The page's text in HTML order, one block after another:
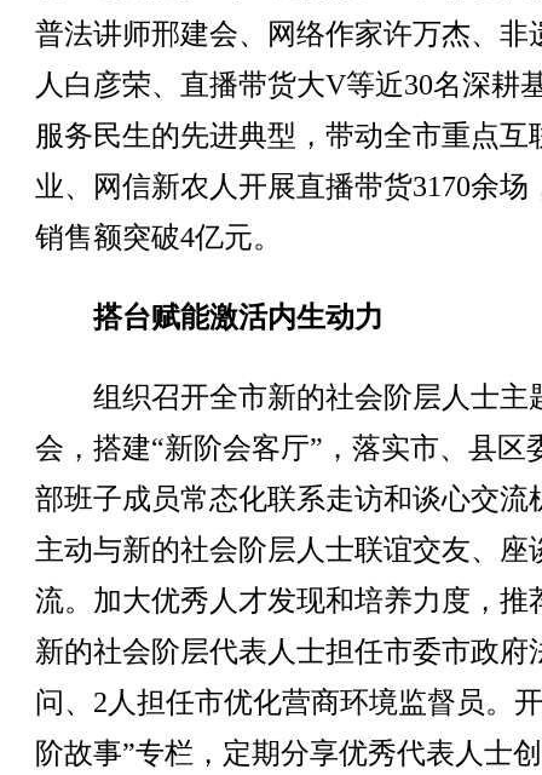
普法讲师邢建会、网络作家许万杰、非
人白彦荣、直播带货大V等近30名深耕
服务民生的先进典型，带动全市重点互
业、网信新农人开展直播带货3170余场
销售额突破4亿元。
搭台赋能激活内生动力
组织召开全市新的社会阶层人士主
会，搭建“新阶会客厅”，落实市、县区
部班子成员常态化联系走访和谈心交流
主动与新的社会阶层人士联谊交友、座
流。加大优秀人才发现和培养力度，推
新的社会阶层代表人士担任市委市政府
问、2人担任市优化营商环境监督员。
阶故事”专栏，定期分享优秀代表人士